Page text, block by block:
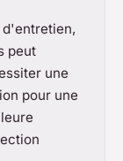
d'entretien,
peut
une
pour une